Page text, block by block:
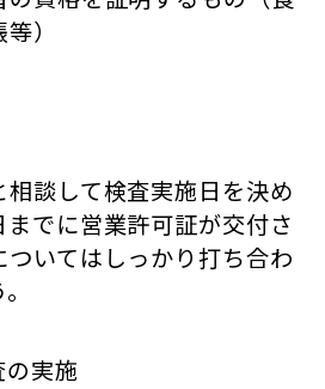
）
談して検査実施日を決め
でに営業許可証が交付さ
いてはしっかり打ち合わ
実施